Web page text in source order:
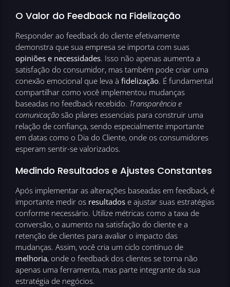
O Valor do Feedback na Fidelização
Responder ao feedback do cliente efetivamente
demonstra que sua empresa se importa com suas
opiniões e necessidades. Isso não apenas aumenta a
satisfação do consumidor, mas também pode criar uma
conexão emocional que leva à fidelização. É fundamental
compartilhar como você implementou mudanças
baseadas no feedback recebido. Transparência e
comunicação são pilares essenciais para construir uma
relação de confiança, sendo especialmente importante
em datas como o Dia do Cliente, onde os consumidores
esperam sentir-se valorizados.
Medindo Resultados e Ajustes Constantes
Após implementar as alterações baseadas em feedback, é
importante medir os resultados e ajustar suas estratégias
conforme necessário. Utilize métricas como a taxa de
conversão, o aumento na satisfação do cliente e a
retenção de clientes para avaliar o impacto das
mudanças. Assim, você cria um ciclo contínuo de
melhoria, onde o feedback dos clientes se torna não
apenas uma ferramenta, mas parte integrante da sua
estratégia de negócios.